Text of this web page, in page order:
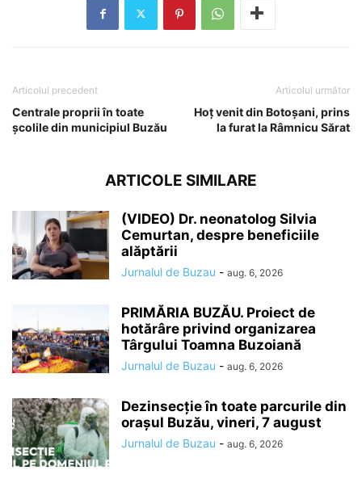
Articolul precedent
Centrale proprii în toate
școlile din municipiul Buzău
Articolul următor
Hoţ venit din Botoşani, prins
la furat la Râmnicu Sărat
ARTICOLE SIMILARE
(VIDEO) Dr. neonatolog Silvia
Cemurtan, despre beneficiile
alăptării
Jurnalul de Buzau - aug. 6, 2026
PRIMĂRIA BUZĂU. Proiect de
hotărâre privind organizarea
Târgului Toamna Buzoiană
Jurnalul de Buzau - aug. 6, 2026
Dezinsecție în toate parcurile din
orașul Buzău, vineri, 7 august
Jurnalul de Buzau - aug. 6, 2026